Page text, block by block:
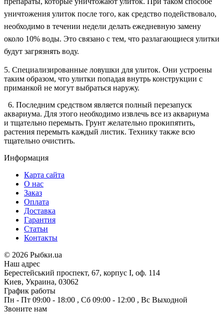
уничтожения улиток после того, как средство подействовало,
необходимо в течении недели делать ежедневную замену
около 10% воды. Это связано с тем, что разлагающиеся улитки
будут загрязнять воду.
5. Специализированные ловушки для улиток. Они устроены
таким образом, что улитки попадая внутрь конструкции с
приманкой не могут выбраться наружу.
6. Последним средством является полный перезапуск
аквариума. Для этого необходимо извлечь все из аквариума
и тщательно перемыть. Грунт желательно прокипятить,
растения перемыть каждый листик. Технику также всю
тщательно очистить.
Информация
Карта сайта
О нас
Заказ
Оплата
Доставка
Гарантия
Статьи
Контакты
© 2026 Рыбки.ua
Наш адрес
Берестейський проспект, 67, корпус I, оф. 114
Киев, Украина, 03062
График работы
Пн - Пт 09:00 - 18:00 , Сб 09:00 - 12:00 , Вс Выходной
Звоните нам